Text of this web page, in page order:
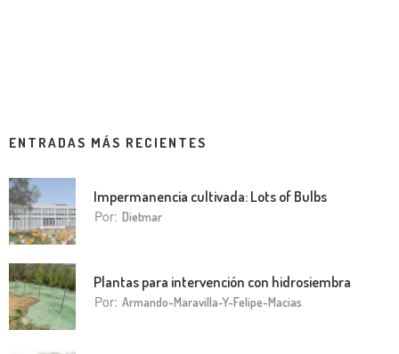
ENTRADAS MÁS RECIENTES
Impermanencia cultivada: Lots of Bulbs
Por: Dietmar
Plantas para intervención con hidrosiembra
Por: Armando-Maravilla-Y-Felipe-Macias